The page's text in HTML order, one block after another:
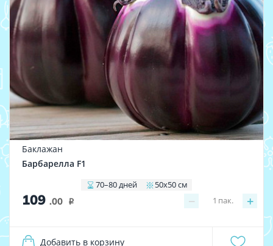
Баклажан
Барбарелла F1
70–80 дней 50х50 см
109 .00 i − +
1 пак.
Добавить в корзину